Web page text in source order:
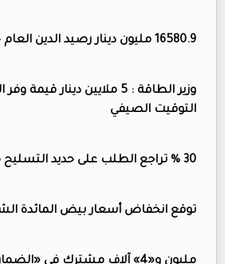
16580.9 مليون دينار رصيد الدين العام حتى نهاية 2012
وزير الطاقة : 5 ملايين دينار
التوقيت الصيفي
30 % تراجع الطلب على حديد التسليح محليا
توقع انخفاض أسعار بيض المائدة